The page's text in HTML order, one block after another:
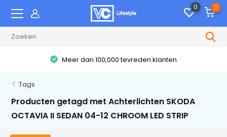
0 0
Meer dan 100,000 tevreden klanten
Tags
Producten getagd met Achterlichten SKODA
OCTAVIA II SEDAN 04-12 CHROOM LED STRIP